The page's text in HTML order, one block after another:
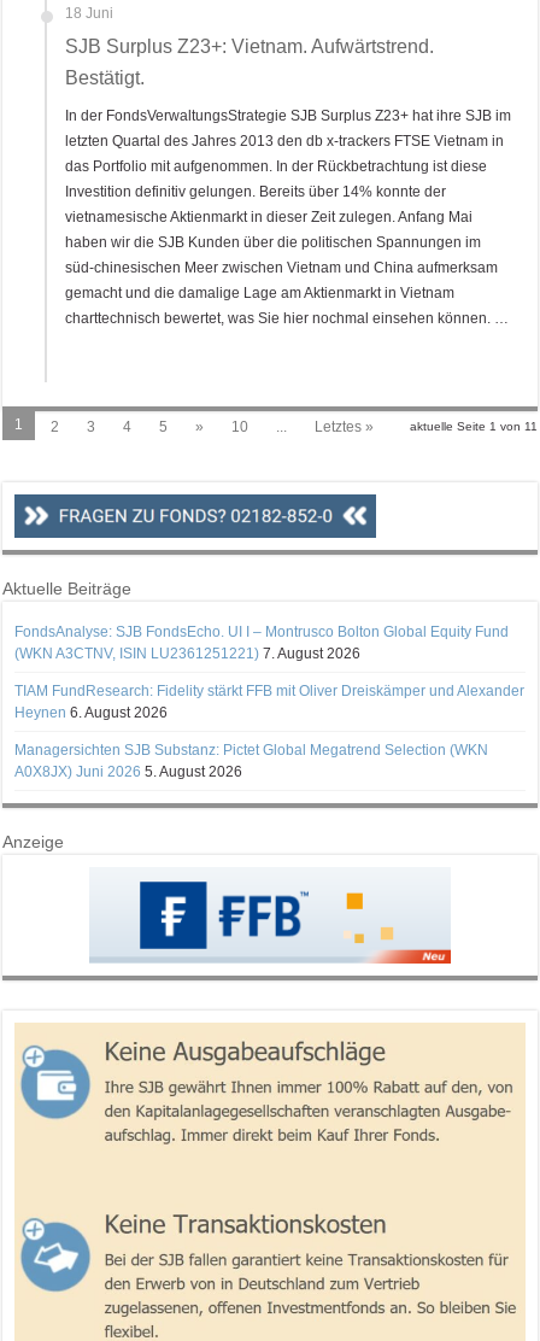
18 Juni
SJB Surplus Z23+: Vietnam. Aufwärtstrend.
Bestätigt.
In der FondsVerwaltungsStrategie SJB Surplus Z23+ hat ihre SJB im
letzten Quartal des Jahres 2013 den db x-trackers FTSE Vietnam in
das Portfolio mit aufgenommen. In der Rückbetrachtung ist diese
Investition definitiv gelungen. Bereits über 14% konnte der
vietnamesische Aktienmarkt in dieser Zeit zulegen. Anfang Mai
haben wir die SJB Kunden über die politischen Spannungen im
süd-chinesischen Meer zwischen Vietnam und China aufmerksam
gemacht und die damalige Lage am Aktienmarkt in Vietnam
charttechnisch bewertet, was Sie hier nochmal einsehen können. …
aktuelle Seite 1 von 11
1 2 3 4 5 » 10 ... Letztes »
Aktuelle Beiträge
FondsAnalyse: SJB FondsEcho. UI I – Montrusco Bolton Global Equity Fund
(WKN A3CTNV, ISIN LU2361251221) 7. August 2026
TIAM FundResearch: Fidelity stärkt FFB mit Oliver Dreiskämper und Alexander
Heynen 6. August 2026
Managersichten SJB Substanz: Pictet Global Megatrend Selection (WKN
A0X8JX) Juni 2026 5. August 2026
Anzeige